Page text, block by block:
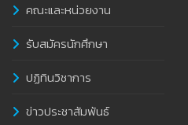
คณะและหน่วยงาน
รับสมัครนักศึกษา
ปฏิทินวิชาการ
ข่าวประชาสัมพันธ์